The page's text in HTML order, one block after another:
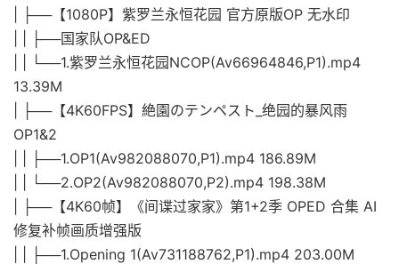
| ├──【1080P】紫罗兰永恒花园 官方原版OP 无水印
| | ├──国家队OP&ED
| | └──1.紫罗兰永恒花园NCOP(Av66964846,P1).mp4
13.39M
| ├──【4K60FPS】絶園のテンペスト_绝园的暴风雨
OP1&2
| | ├──1.OP1(Av982088070,P1).mp4 186.89M
| | └──2.OP2(Av982088070,P2).mp4 198.38M
| ├──【4K60帧】《间谍过家家》第1+2季 OPED 合集 AI
修复补帧画质增强版
| | ├──1.Opening 1(Av731188762,P1).mp4 203.00M